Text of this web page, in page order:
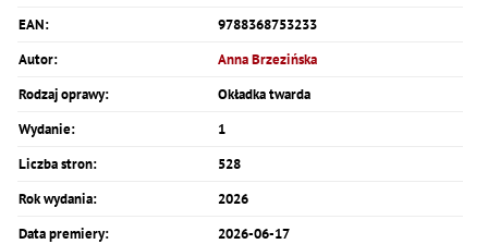
EAN:
9788368753233
Autor:
Anna Brzezińska
Rodzaj oprawy:
Okładka twarda
Wydanie:
1
Liczba stron:
528
Rok wydania:
2026
Data premiery:
2026-06-17